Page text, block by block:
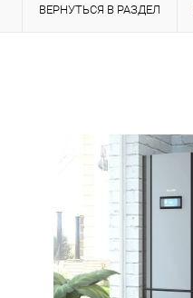
ВЕРНУТЬСЯ В РАЗДЕЛ